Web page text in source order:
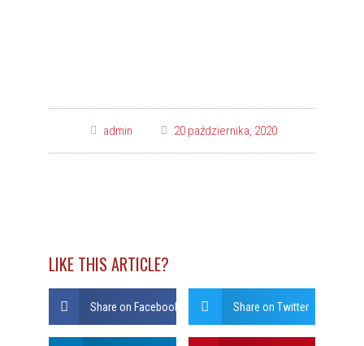
admin 20 października, 2020
LIKE THIS ARTICLE?
Share on Facebook Share on Twitter